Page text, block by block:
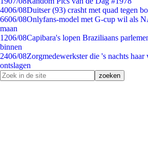
4006/08Duitser (93) crasht met quad tegen
6606/08Onlyfans-model met G-cup wil als
maan
1206/08Capibara's lopen Braziliaans
binnen
2406/08Zorgmedewerkster die 's nachts
ontslagen